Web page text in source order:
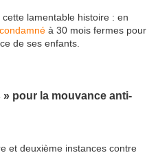
lamentable histoire : en
condamné à 30 mois fermes pour
de ses enfants.
pour la mouvance anti-
et deuxième instances contre